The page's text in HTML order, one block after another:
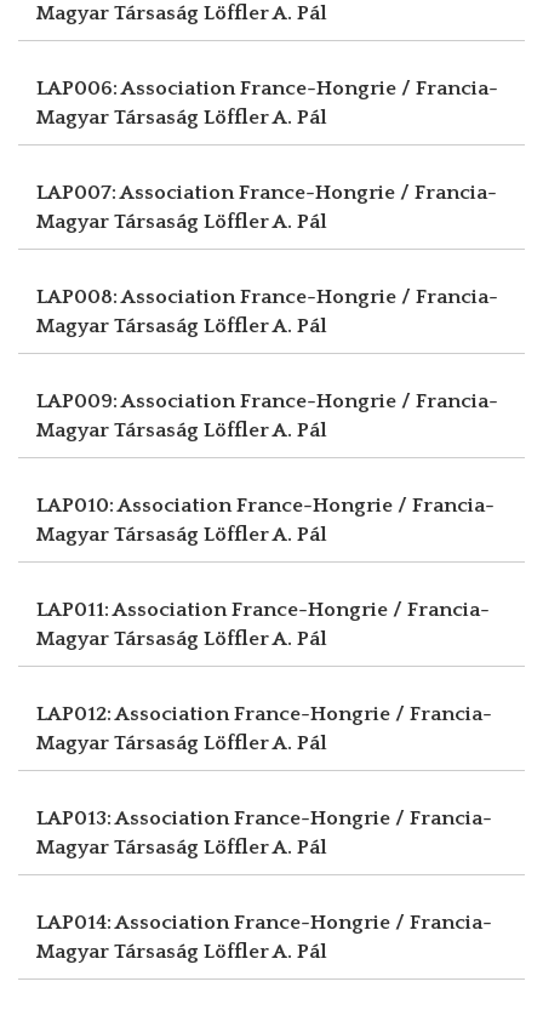
Magyar Társaság Löffler A. Pál
LAP006: Association France-Hongrie / Francia-
Magyar Társaság Löffler A. Pál
LAP007: Association France-Hongrie / Francia-
Magyar Társaság Löffler A. Pál
LAP008: Association France-Hongrie / Francia-
Magyar Társaság Löffler A. Pál
LAP009: Association France-Hongrie / Francia-
Magyar Társaság Löffler A. Pál
LAP010: Association France-Hongrie / Francia-
Magyar Társaság Löffler A. Pál
LAP011: Association France-Hongrie / Francia-
Magyar Társaság Löffler A. Pál
LAP012: Association France-Hongrie / Francia-
Magyar Társaság Löffler A. Pál
LAP013: Association France-Hongrie / Francia-
Magyar Társaság Löffler A. Pál
LAP014: Association France-Hongrie / Francia-
Magyar Társaság Löffler A. Pál